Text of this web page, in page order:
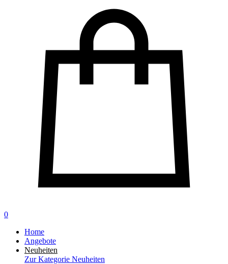
0
Home
Angebote
Neuheiten
Zur Kategorie Neuheiten